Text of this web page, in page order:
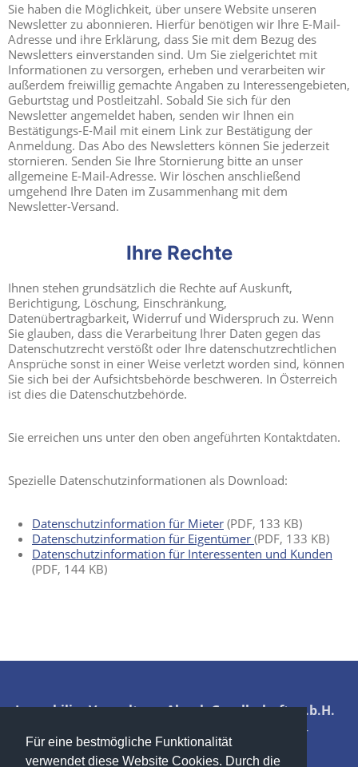
Für eine bestmögliche Funktionalität
verwendet diese Website Cookies. Durch die
Sie haben die Möglichkeit, über unsere Website unseren
Newsletter zu abonnieren. Hierfür benötigen wir Ihre E-Mail-
Adresse und ihre Erklärung, dass Sie mit dem Bezug des
Newsletters einverstanden sind. Um Sie zielgerichtet mit
Informationen zu versorgen, erheben und verarbeiten wir
außerdem freiwillig gemachte Angaben zu Interessengebieten,
Geburtstag und Postleitzahl. Sobald Sie sich für den
Newsletter angemeldet haben, senden wir Ihnen ein
Bestätigungs-E-Mail mit einem Link zur Bestätigung der
Anmeldung. Das Abo des Newsletters können Sie jederzeit
stornieren. Senden Sie Ihre Stornierung bitte an unser
allgemeine E-Mail-Adresse. Wir löschen anschließend
umgehend Ihre Daten im Zusammenhang mit dem
Newsletter-Versand.
Ihre Rechte
Ihnen stehen grundsätzlich die Rechte auf Auskunft,
Berichtigung, Löschung, Einschränkung,
Datenübertragbarkeit, Widerruf und Widerspruch zu. Wenn
Sie glauben, dass die Verarbeitung Ihrer Daten gegen das
Datenschutzrecht verstößt oder Ihre datenschutzrechtlichen
Ansprüche sonst in einer Weise verletzt worden sind, können
Sie sich bei der Aufsichtsbehörde beschweren. In Österreich
ist dies die Datenschutzbehörde.
Sie erreichen uns unter den oben angeführten Kontaktdaten.
Spezielle Datenschutzinformationen als Download:
Datenschutzinformation für Mieter (PDF, 133 KB)
Datenschutzinformation für Eigentümer (PDF, 133 KB)
Datenschutzinformation für Interessenten und Kunden
(PDF, 144 KB)
ImmobilienVerwaltung Almak Gesellschaft m.b.H.
Steyeregg 4 - 8551 Wies - T: +43 3465 / 2324 -
kontakt@iv-almak.at